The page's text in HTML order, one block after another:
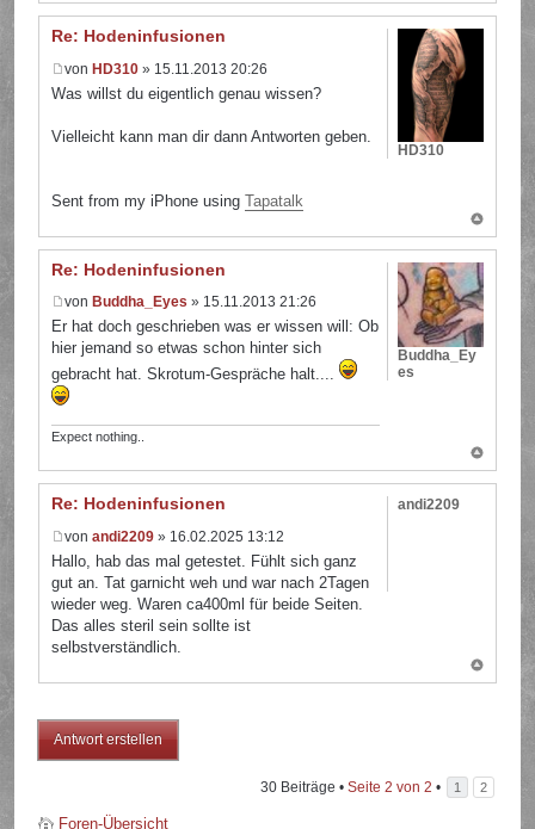
Re: Hodeninfusionen
vonHD310 » 15.11.2013 20:26
Was willst du eigentlich genau wissen?
Vielleicht kann man dir dann Antworten geben.
Sent from my iPhone usingTapatalk
HD310
Re: Hodeninfusionen
von Buddha_Eyes » 15.11.2013 21:26
Er hat doch geschrieben was er wissen will: Ob
hier jemand so etwas schon hinter sich
gebracht hat. Skrotum-Gespräche halt....
Expect nothing..
Buddha_Ey
es
Re: Hodeninfusionen
vonandi2209 » 16.02.2025 13:12
Hallo, hab das mal getestet. Fühlt sich ganz
gut an. Tat garnicht weh und war nach 2Tagen
wieder weg. Waren ca400ml für beide Seiten.
Das alles steril sein sollte ist
selbstverständlich.
andi2209
Antwort erstellen
30 Beiträge • Seite 2 von 2 • 1 2
Foren-Übersicht